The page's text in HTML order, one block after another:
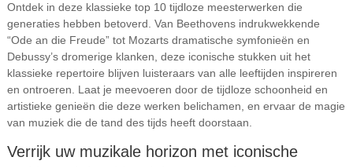
Ontdek in deze klassieke top 10 tijdloze meesterwerken die
generaties hebben betoverd. Van Beethovens indrukwekkende
“Ode an die Freude” tot Mozarts dramatische symfonieën en
Debussy’s dromerige klanken, deze iconische stukken uit het
klassieke repertoire blijven luisteraars van alle leeftijden inspireren
en ontroeren. Laat je meevoeren door de tijdloze schoonheid en
artistieke genieën die deze werken belichamen, en ervaar de magie
van muziek die de tand des tijds heeft doorstaan.
Verrijk uw muzikale horizon met iconische